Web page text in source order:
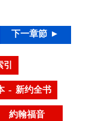
下一章節 ►
– 新约全书
約翰福音